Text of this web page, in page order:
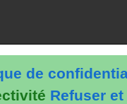
de
Refuser